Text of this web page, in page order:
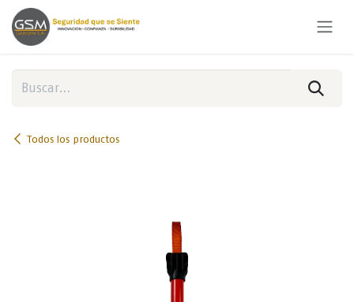
Ir al contenido
Todos los productos